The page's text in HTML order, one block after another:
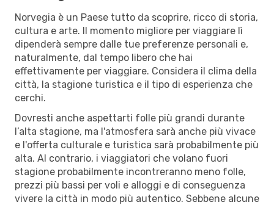
Norvegia è un Paese tutto da scoprire, ricco di storia,
cultura e arte. Il momento migliore per viaggiare lì
dipenderà sempre dalle tue preferenze personali e,
naturalmente, dal tempo libero che hai
effettivamente per viaggiare. Considera il clima della
città, la stagione turistica e il tipo di esperienza che
cerchi.
Dovresti anche aspettarti folle più grandi durante
l’alta stagione, ma l'atmosfera sarà anche più vivace
e l'offerta culturale e turistica sarà probabilmente più
alta. Al contrario, i viaggiatori che volano fuori
stagione probabilmente incontreranno meno folle,
prezzi più bassi per voli e alloggi e di conseguenza
vivere la città in modo più autentico. Sebbene alcune